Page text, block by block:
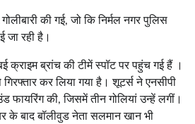
गोलीबारी की गई, जो कि निर्मल नगर पुलिस
जा रही है।
क्राइम ब्रांच की टीमें स्पॉट पर पहुंच गई हैं ।
कर लिया गया है। शूटर्स ने एनसीपी
फायरिंग की, जिसमें तीन गोलियां उन्हें लगीं।
के बाद बॉलीवुड नेता सलमान खान भी